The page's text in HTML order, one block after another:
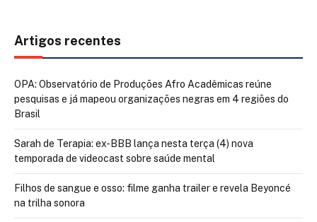
Artigos recentes
OPA: Observatório de Produções Afro Acadêmicas reúne
pesquisas e já mapeou organizações negras em 4 regiões do
Brasil
Sarah de Terapia: ex-BBB lança nesta terça (4) nova
temporada de videocast sobre saúde mental
Filhos de sangue e osso: filme ganha trailer e revela Beyoncé
na trilha sonora